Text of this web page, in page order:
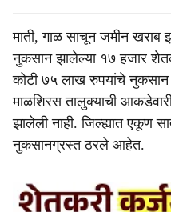
माती, गाळ साचून जमीन
नुकसान झालेल्या १७ हजार
कोटी ७५ लाख रुपयांचे
माळशिरस तालुक्याची
झालेली नाही. जिल्ह्यात एकूण
नुकसानग्रस्त ठरले आहेत.